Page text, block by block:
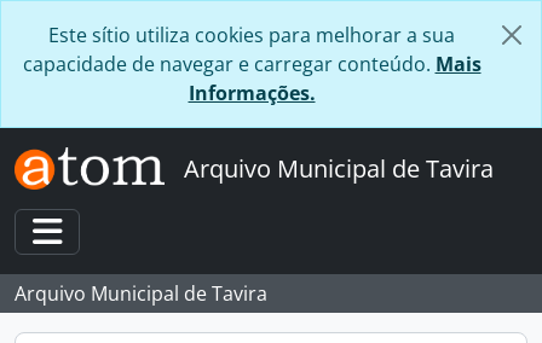
Este sítio utiliza cookies para melhorar a sua
capacidade de navegar e carregar conteúdo. Mais
Informações.
Arquivo Municipal de Tavira
Toggle navigation
Arquivo Municipal de Tavira